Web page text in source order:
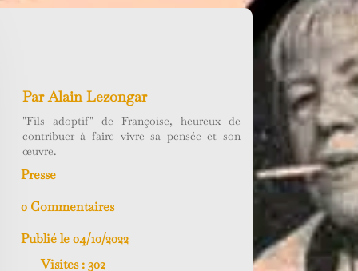
ParAlain Lezongar
"Fils adoptif" de Françoise, heureux de
contribuer à faire vivre sa pensée et son
œuvre.
Presse
0 Commentaires
Publié le 04/10/2022
Visites :302